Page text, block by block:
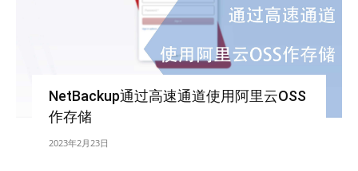
NetBackup通过高速通道使用阿里云OSS
作存储
2023年2月23日